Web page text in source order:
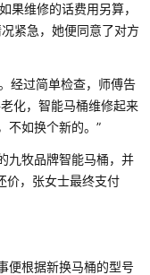
果维修的话费用另算，
紧急，她便同意了对方
经过简单检查，师傅告
化，智能马桶维修起来
不如换个新的。”
九牧品牌智能马桶，并
价，张女士最终支付
便根据新换马桶的型号